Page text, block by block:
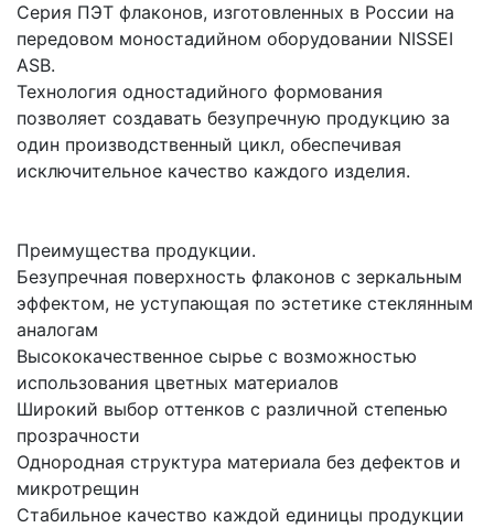
Серия ПЭТ флаконов, изготовленных в России на
передовом моностадийном оборудовании NISSEI
ASB.
Технология одностадийного формования
позволяет создавать безупречную продукцию за
один производственный цикл, обеспечивая
исключительное качество каждого изделия.
Преимущества продукции.
Безупречная поверхность флаконов с зеркальным
эффектом, не уступающая по эстетике стеклянным
аналогам
Высококачественное сырье с возможностью
использования цветных материалов
Широкий выбор оттенков с различной степенью
прозрачности
Однородная структура материала без дефектов и
микротрещин
Стабильное качество каждой единицы продукции